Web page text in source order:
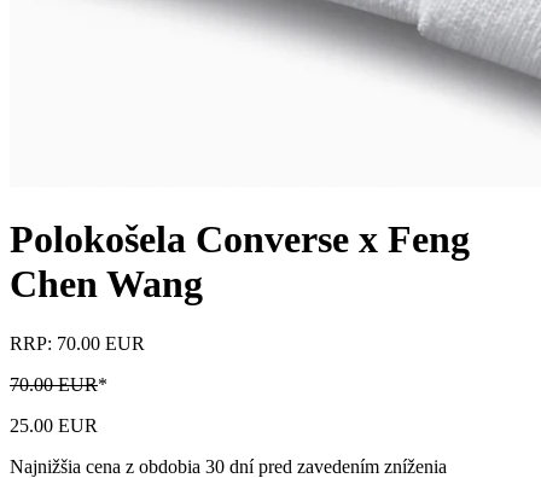
Polokošela Converse x Feng
Chen Wang
RRP: 70.00 EUR
70.00 EUR*
25.00 EUR
Najnižšia cena z obdobia 30 dní pred zavedením zníženia